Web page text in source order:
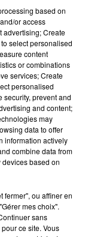
FERME
ville
de
based on
or access
advertising; Create
select personalised
content
or combinations
services; Create
personalised
security, prevent and
and content;
may
data to offer
information actively
combine data from
based on
fermer", ou affiner en
mes choix".
sans
ce site. Vous